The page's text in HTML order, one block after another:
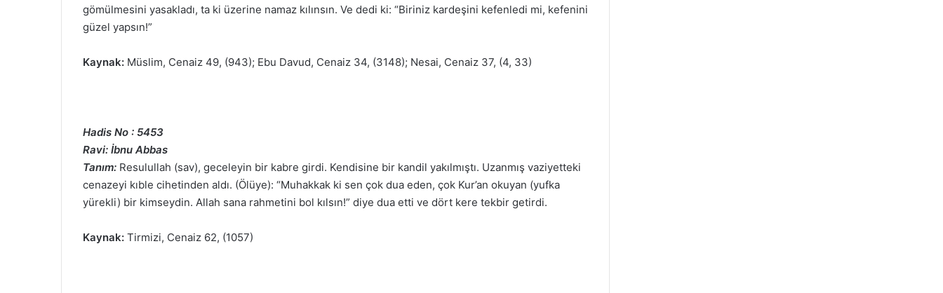
gömülmesini yasakladı, ta ki üzerine namaz kılınsın. Ve dedi ki: “Biriniz kardeşini kefenledi mi, kefenini
güzel yapsın!”
Kaynak: Müslim, Cenaiz 49, (943); Ebu Davud, Cenaiz 34, (3148); Nesai, Cenaiz 37, (4, 33)
Hadis No : 5453
Ravi: İbnu Abbas
Tanım: Resulullah (sav), geceleyin bir kabre girdi. Kendisine bir kandil yakılmıştı. Uzanmış vaziyetteki
cenazeyi kıble cihetinden aldı. (Ölüye): “Muhakkak ki sen çok dua eden, çok Kur’an okuyan (yufka
yürekli) bir kimseydin. Allah sana rahmetini bol kılsın!” diye dua etti ve dört kere tekbir getirdi.
Kaynak: Tirmizi, Cenaiz 62, (1057)